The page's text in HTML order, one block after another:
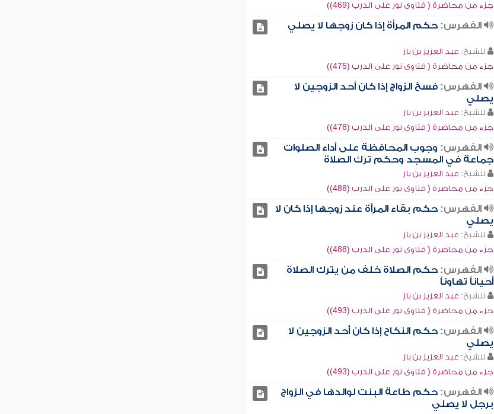
جزء من محاضرة ( فتاوى نور على الدرب (469))
الفهرس: حكم المرأة إذا كان زوجها لا يصلي
للشيخ: عبد العزيز بن باز
جزء من محاضرة ( فتاوى نور على الدرب (475))
الفهرس: فسخ الزواج إذا كان أحد الزوجين لا
يصلي
للشيخ: عبد العزيز بن باز
جزء من محاضرة ( فتاوى نور على الدرب (478))
الفهرس: وجوب المحافظة على أداء الصلوات
جماعة في المسجد وحكم ترك الصلاة
للشيخ: عبد العزيز بن باز
جزء من محاضرة ( فتاوى نور على الدرب (488))
الفهرس: حكم بقاء المرأة عند زوجها إذا كان لا
يصلي
للشيخ: عبد العزيز بن باز
جزء من محاضرة ( فتاوى نور على الدرب (488))
الفهرس: حكم الصلاة خلف من يترك الصلاة
أحياناً تهاوناً
للشيخ: عبد العزيز بن باز
جزء من محاضرة ( فتاوى نور على الدرب (493))
الفهرس: حكم النكاح إذا كان أحد الزوجين لا
يصلي
للشيخ: عبد العزيز بن باز
جزء من محاضرة ( فتاوى نور على الدرب (493))
الفهرس: حكم طاعة البنت لوالدها في الزواج
برجل لا يصلي